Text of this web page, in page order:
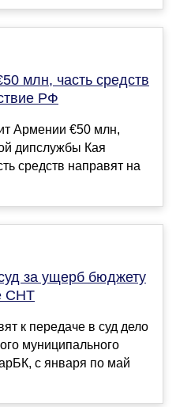
млн, часть средств
РФ
Армении €50 млн,
дипслужбы Кая
средств направят на
за ущерб бюджету
СНТ
к передаче в суд дело
муниципального
с января по май